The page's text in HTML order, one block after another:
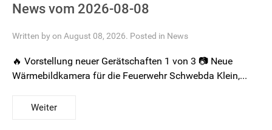
News vom 2026-08-08
Written by on August 08, 2026. Posted in News
🔥 Vorstellung neuer Gerätschaften 1 von 3 📷 Neue
Wärmebildkamera für die Feuerwehr Schwebda Klein,...
Weiter